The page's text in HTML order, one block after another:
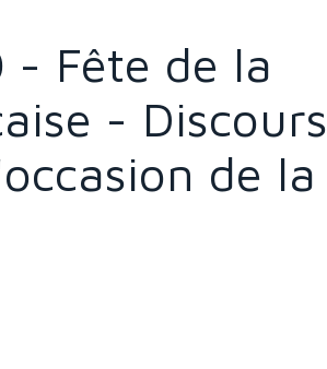
- Fête de la
- Discours
de la